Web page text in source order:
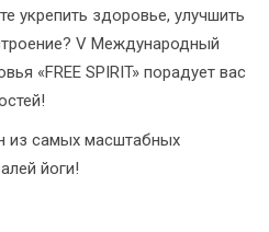
укрепить здоровье, улучшить
V Международный
«FREE SPIRIT» порадует вас
из самых масштабных
йоги!